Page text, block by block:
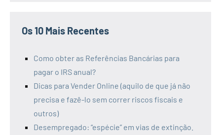
Os 10 Mais Recentes
Como obter as Referências Bancárias para
pagar o IRS anual?
Dicas para Vender Online (aquilo de que já não
precisa e fazê-lo sem correr riscos fiscais e
outros)
Desempregado: “espécie” em vias de extinção.